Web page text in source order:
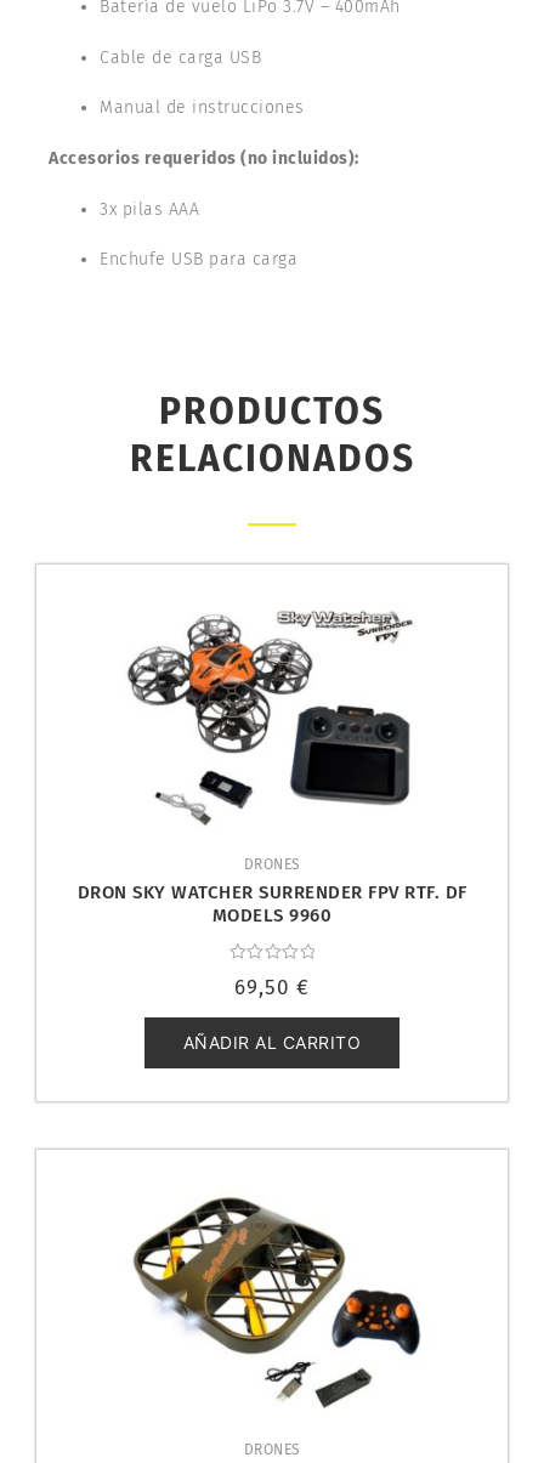
Batería de vuelo LiPo 3.7V – 400mAh
Cable de carga USB
Manual de instrucciones
Accesorios requeridos (no incluidos):
3x pilas AAA
Enchufe USB para carga
PRODUCTOS
RELACIONADOS
DRONES
DRON SKY WATCHER SURRENDER FPV RTF. DF
MODELS 9960
con
de
5
69,50 €
AÑADIR AL CARRITO
DRONES